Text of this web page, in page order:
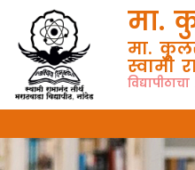
मा.
मा.
स्वामी